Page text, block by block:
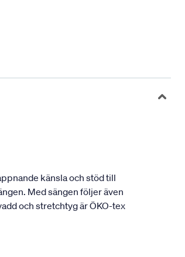
känsla och stöd till
Med sängen följer även
och stretchtyg är ÖKO-tex